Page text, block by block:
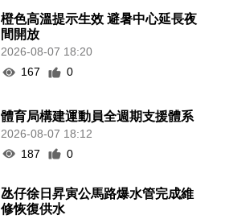
橙色高溫提示生效 避暑中心延長夜
間開放
2026-08-07 18:20
167
0
體育局構建運動員全週期支援體系
2026-08-07 18:12
187
0
氹仔徐日昇寅公馬路爆水管完成維
修恢復供水